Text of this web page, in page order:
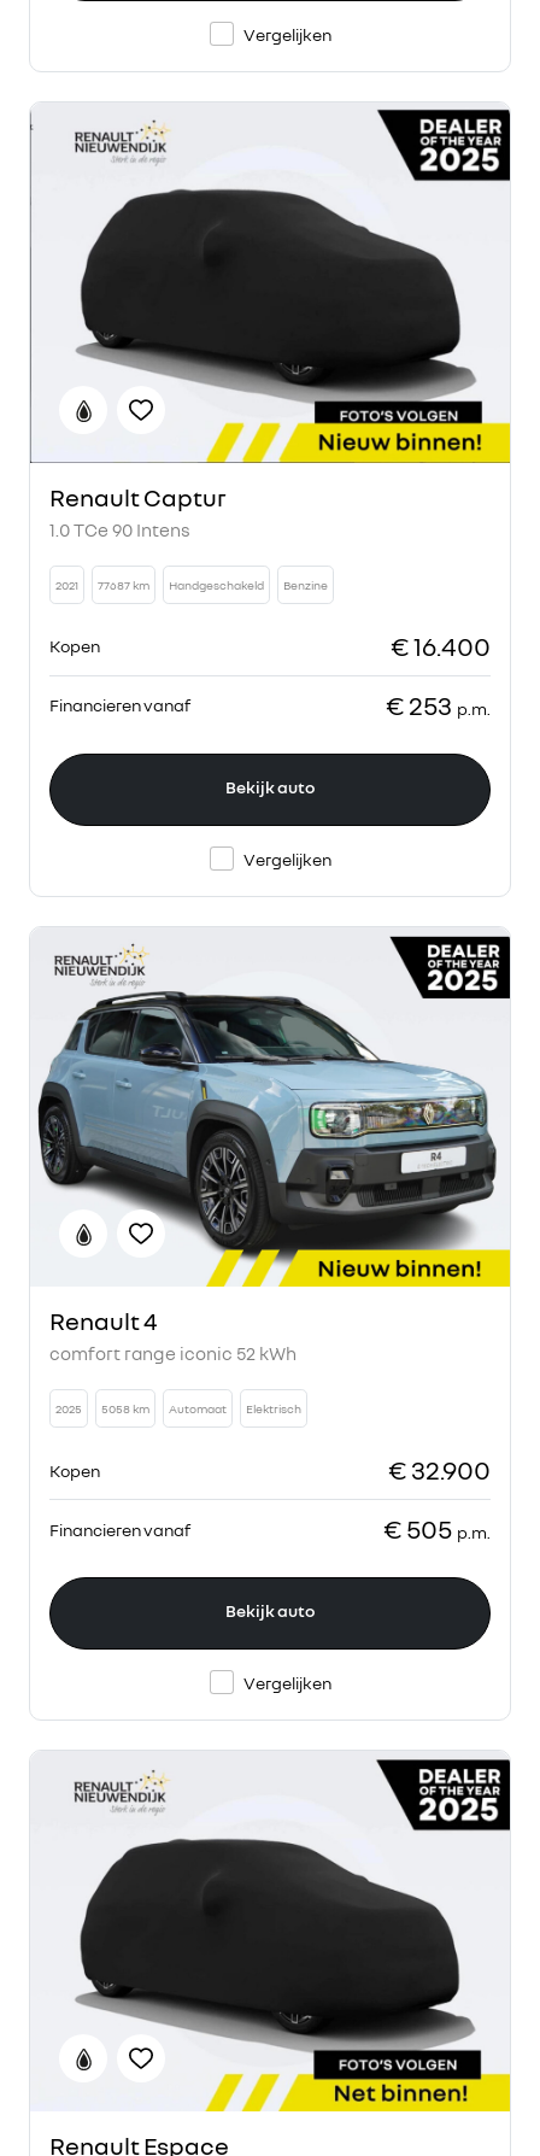
Vergelijken
Renault Captur
1.0 TCe 90 Intens
2021 77687 km Handgeschakeld Benzine
Kopen € 16.400
Financieren vanaf € 253 p.m.
Bekijk auto
Vergelijken
Renault 4
comfort range iconic 52 kWh
2025 5058 km Automaat Elektrisch
Kopen € 32.900
Financieren vanaf € 505 p.m.
Bekijk auto
Vergelijken
Renault Espace